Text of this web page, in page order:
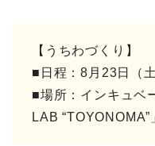
【うちわづくり】
■日程：8月23日（土
■場所：インキュベ
LAB “TOYONOMA”